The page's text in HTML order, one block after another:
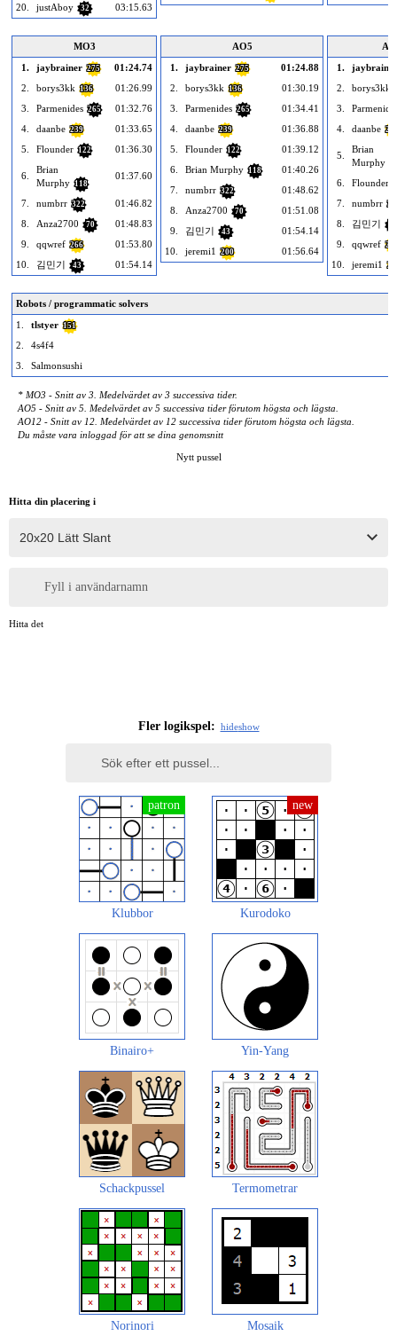
20.
justAboy 32 03:15.63
MO3
1.
jaybrainer 275
01:24.74
2.
borys3kk 136
01:26.99
3.
Parmenides 265
01:32.76
4.
daanbe 239
01:33.65
5.
Flounder 122 01:36.30
6.
Brian
Murphy 118
01:37.60
7. numbrr 322
01:46.82
8.
Anza2700 70
01:48.83
9.
qqwref 266
01:53.80
10.
김민기 43 01:54.14
AO5
1.
jaybrainer 275
01:24.88
2.
borys3kk 136
01:30.19
3.
Parmenides 265
01:34.41
4.
daanbe 239
01:36.88
5.
Flounder 122
01:39.12
6.
Brian Murphy 118
01:40.26
7.
numbrr 322
01:48.62
8.
Anza2700 70
01:51.08
9.
김민기 43
01:54.14
10.
jeremi1 200 01:56.64
1.
jaybrainer
2.
borys3kk
3.
4.
daanbe
5.
Brian
Murphy
6. Flounder
7. numbrr
8. 김민기
9. qqwref
10. jeremi1
Robots / programmatic solvers
1.
tlstyer 151
2.
4s4f4
3.
Salmonsushi
* MO3 - Snitt av 3. Medelvärdet av 3 successiva tider.
AO5 - Snitt av 5. Medelvärdet av 5 successiva tider förutom högsta och lägsta.
AO12 - Snitt av 12. Medelvärdet av 12 successiva tider förutom högsta och lägsta.
Du måste vara inloggad för att se dina genomsnitt
Nytt pussel
Hitta din placering i
Fyll i användarnamn
Hitta det
Fler logikspel: hideshow
Klubbor Kurodoko
Binairo+ Yin-Yang
Schackpussel Termometrar
Norinori Mosaik